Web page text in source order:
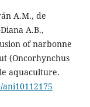
A.M., de
A.B.,
of narbonne
(Oncorhynchus
aquaculture.